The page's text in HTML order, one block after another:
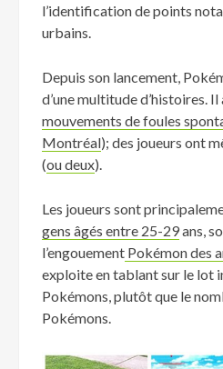
l’identification de points
urbains.
Depuis son lancement,
d’une multitude d’histoires. Il
mouvements de foules
Montréal); des joueurs ont
(ou deux).
Les joueurs sont
gens âgés entre 25-29ans,
l’engouement Pokémon des
exploite en tablant sur le lot
Pokémons, plutôt que le
Pokémons.